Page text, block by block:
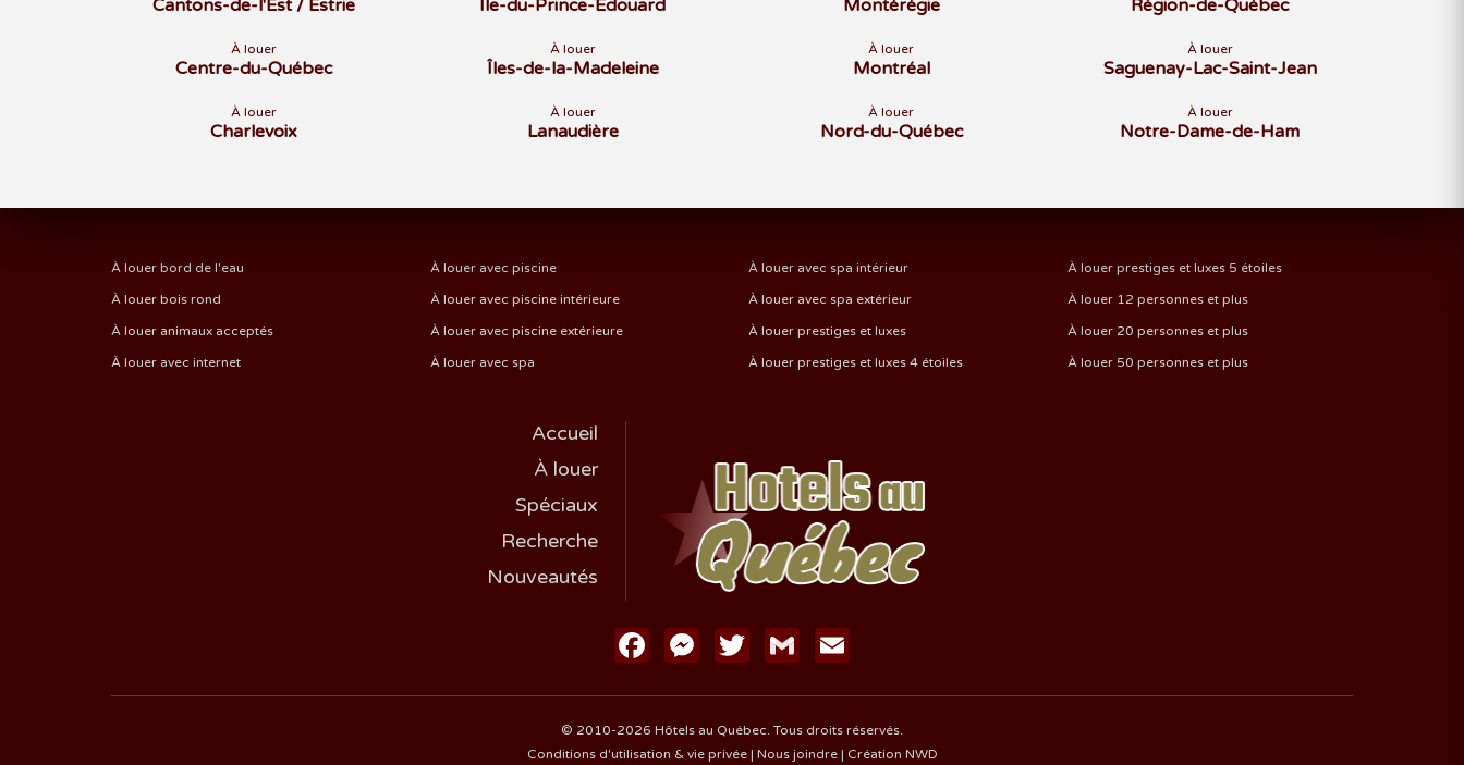
Cantons-de-l'Est / Estrie
À louer
Centre-du-Québec
À louer
Charlevoix
Île-du-Prince-Édouard
À louer
Îles-de-la-Madeleine
À louer
Lanaudière
Montérégie
À louer
Montréal
À louer
Nord-du-Québec
Région-de-Québec
À louer
Saguenay-Lac-Saint-Jean
À louer
Notre-Dame-de-Ham
À louer bord de l'eau
À louer bois rond
À louer animaux acceptés
À louer avec internet
À louer avec piscine
À louer avec piscine intérieure
À louer avec piscine extérieure
À louer avec spa
À louer avec spa intérieur
À louer avec spa extérieur
À louer prestiges et luxes
À louer prestiges et luxes 4 étoiles
À louer prestiges et luxes 5 étoiles
À louer 12 personnes et plus
À louer 20 personnes et plus
À louer 50 personnes et plus
Accueil
À louer
Spéciaux
Recherche
Nouveautés
FacebookMessenger
Twitter Gmail
© 2010-2026 Hôtels au Québec. Tous droits réservés.
Conditions d'utilisation & vie privée| Nous joindre| Création NWD